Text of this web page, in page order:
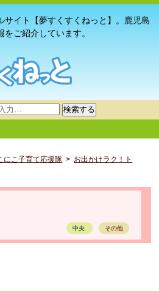
サイト【夢すくすくねっと】。鹿児島
ご紹介しています。
検索する
にこ子育て応援隊 > お出かけラク！ト
中央 その他